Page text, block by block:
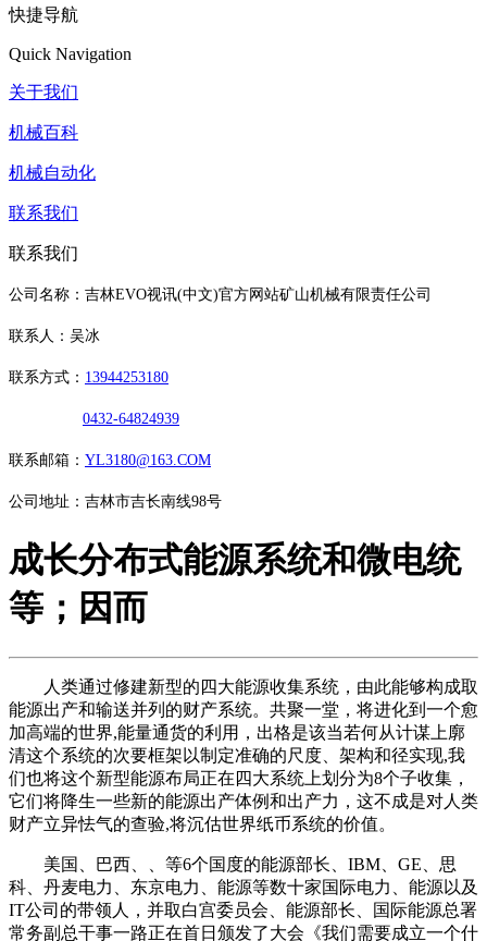
快捷导航
Quick Navigation
关于我们
机械百科
机械自动化
联系我们
联系我们
公司名称：吉林EVO视讯(中文)官方网站矿山机械有限责任公司
联系人：吴冰
联系方式： 13944253180
0432-64824939
联系邮箱： YL3180@163.COM
公司地址：吉林市吉长南线98号
成长分布式能源系统和微电统
等；因而
人类通过修建新型的四大能源收集系统，由此能够构成取
能源出产和输送并列的财产系统。共聚一堂，将进化到一个愈
加高端的世界,能量通货的利用，出格是该当若何从计谋上廓
清这个系统的次要框架以制定准确的尺度、架构和径实现,我
们也将这个新型能源布局正在四大系统上划分为8个子收集，
它们将降生一些新的能源出产体例和出产力，这不成是对人类
财产立异怯气的查验,将沉估世界纸币系统的价值。
美国、巴西、、等6个国度的能源部长、IBM、GE、思
科、丹麦电力、东京电力、能源等数十家国际电力、能源以及
IT公司的带领人，并取白宫委员会、能源部长、国际能源总署
常务副总干事一路正在首日颁发了大会《我们需要成立一个什